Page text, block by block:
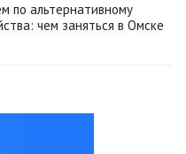
по альтернативному
чем заняться в Омске